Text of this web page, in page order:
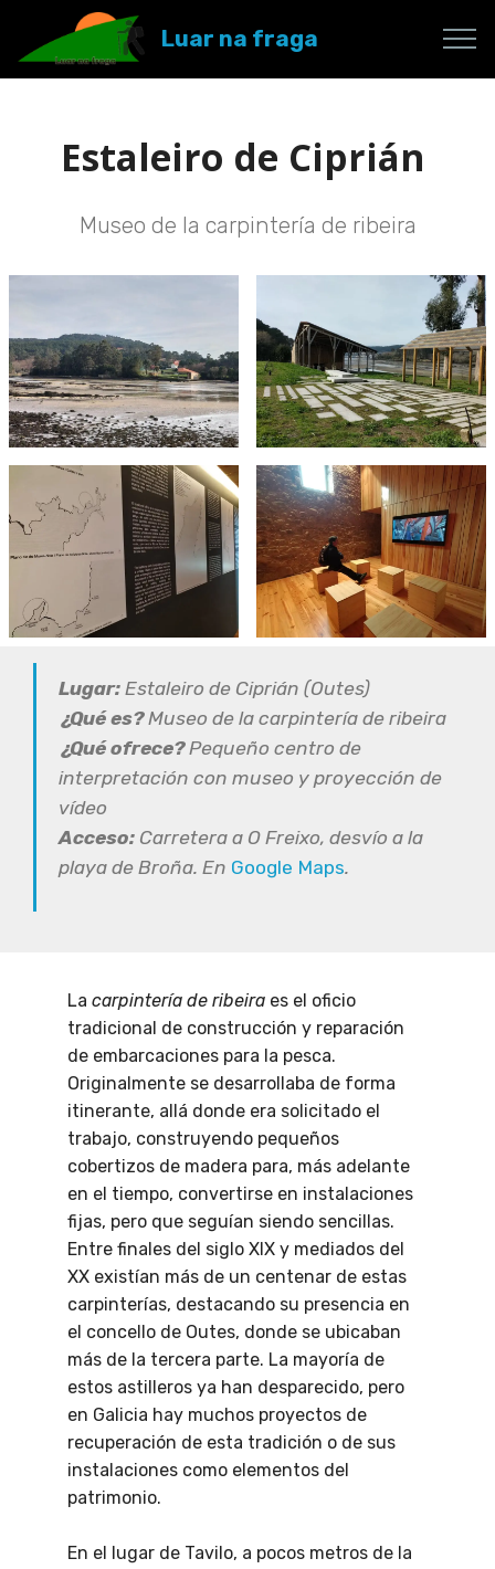
Luar na fraga
Estaleiro de Ciprián
Museo de la carpintería de ribeira
Lugar: Estaleiro de Ciprián (Outes)
¿Qué es?Museo de la carpintería de ribeira
¿Qué ofrece?Pequeño centro de
interpretación con museo y proyección de
vídeo
Acceso: Carretera a O Freixo, desvío a la
playa de Broña. En Google Maps.
La carpintería de ribeira es el oficio
tradicional de construcción y reparación
de embarcaciones para la pesca.
Originalmente se desarrollaba de forma
itinerante, allá donde era solicitado el
trabajo, construyendo pequeños
cobertizos de madera para, más adelante
en el tiempo, convertirse en instalaciones
fijas, pero que seguían siendo sencillas.
Entre finales del siglo XIX y mediados del
XX existían más de un centenar de estas
carpinterías, destacando su presencia en
el concello de Outes, donde se ubicaban
más de la tercera parte. La mayoría de
estos astilleros ya han desparecido, pero
en Galicia hay muchos proyectos de
recuperación de esta tradición o de sus
instalaciones como elementos del
patrimonio.
En el lugar de Tavilo, a pocos metros de la